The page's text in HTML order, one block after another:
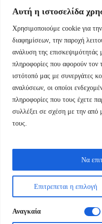
Αυτή η ιστοσελίδα
Χρησιμοποιούμε cookie για
διαφημίσεων, την παροχή
ανάλυση της
πληροφορίες που αφορούν τον
ιστότοπό μας με συνεργάτες
αναλύσεων, οι οποίοι
πληροφορίες που τους έχετε
συλλέξει σε σχέση με την
τους.
Επιτρεπεται η επιλογή
Να
Αναγκαία
Εμμ.Μπενάκη 76
+30.2110084023
Βρείτε μας